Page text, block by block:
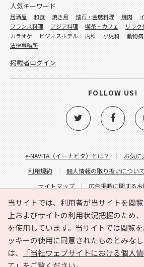
当サイトでは、利用者が当サイトを閲
上およびサイトの利用状況把握のため
を使用しています。当サイトでは閲覧
ッキーの使用に同意されたものとみな
は、
「当社ウェブサイトにおける個人
e-NAVITA（イーナビタ）とは？ お気に
利用規約
個人情報の取り扱いについて
サイトマップ
広告掲載に関する
サイトの内容に関するお問
人気キーワード
居酒屋 和食 焼き鳥 懐石・会席料理 焼肉
フランス料理
アジア料理 喫茶・カフェ リラク
カラオケ
ビジネスホテル 内科 小児科 動物
法律事務所
掲載者ログイン
FOLLOW US!
Copyright © HYOJITO.Co.,Ltd. All